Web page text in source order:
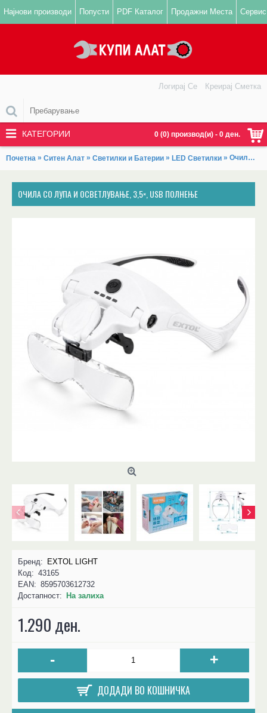
Најнови производи Попусти PDF Каталог Продажни Места Сервис
0 (0) производ(и) - 0 ден.
Логирај Се Креирај Сметка
КАТЕГОРИИ
Почетна » Ситен Алат » Светилки и Батерии » LED Светилки » Очила со лупа и осветлување, 3,5×, USB полнење
ОЧИЛА СО ЛУПА И ОСВЕТЛУВАЊЕ, 3,5×, USB ПОЛНЕЊЕ
Бренд: EXTOL LIGHT
Код: 43165
EAN: 8595703612732
Достапност: На залиха
1.290 ден.
- +
ДОДАДИ ВО КОШНИЧКА